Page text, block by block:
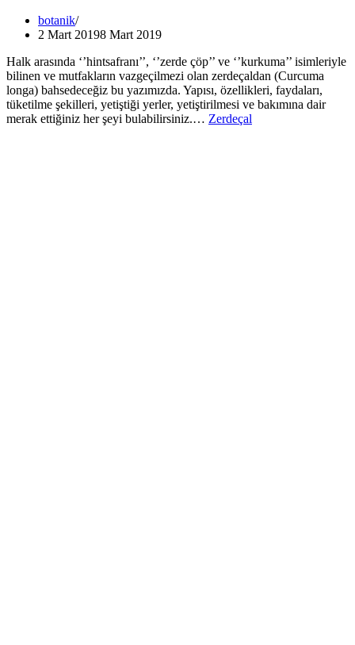
botanik
2 Mart 20198 Mart 2019
Halk arasında ‘’hintsafranı’’, ‘’zerde çöp’’ ve ‘’kurkuma’’ isimleriyle
bilinen ve mutfakların vazgeçilmezi olan zerdeçaldan (Curcuma
longa) bahsedeceğiz bu yazımızda. Yapısı, özellikleri, faydaları,
tüketilme şekilleri, yetiştiği yerler, yetiştirilmesi ve bakımına dair
merak ettiğiniz her şeyi bulabilirsiniz.… Zerdeçal